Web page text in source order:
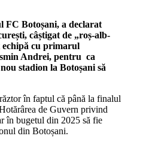
Botoșani, a declarat
câștigat de „roș-alb-
echipă cu primarul
Andrei, pentru ca
stadion la Botoșani să
în faptul că până la finalul
de Guvern privind
în bugetul din 2025 să fie
din Botoșani.